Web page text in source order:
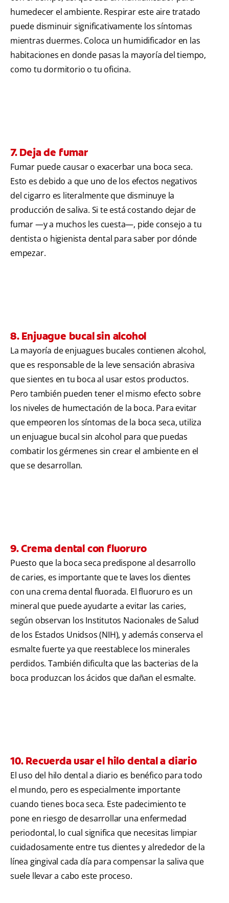
humedecer el ambiente. Respirar este aire tratado
puede disminuir significativamente los síntomas
mientras duermes. Coloca un humidificador en las
habitaciones en donde pasas la mayoría del tiempo,
como tu dormitorio o tu oficina.
7. Deja de fumar
Fumar puede causar o exacerbar una boca seca.
Esto es debido a que uno de los efectos negativos
del cigarro es literalmente que disminuye la
producción de saliva. Si te está costando dejar de
fumar —y a muchos les cuesta—, pide consejo a tu
dentista o higienista dental para saber por dónde
empezar.
8. Enjuague bucal sin alcohol
La mayoría de enjuagues bucales contienen alcohol,
que es responsable de la leve sensación abrasiva
que sientes en tu boca al usar estos productos.
Pero también pueden tener el mismo efecto sobre
los niveles de humectación de la boca. Para evitar
que empeoren los síntomas de la boca seca, utiliza
un enjuague bucal sin alcohol para que puedas
combatir los gérmenes sin crear el ambiente en el
que se desarrollan.
9. Crema dental con fluoruro
Puesto que la boca seca predispone al desarrollo
de caries, es importante que te laves los dientes
con una crema dental fluorada. El fluoruro es un
mineral que puede ayudarte a evitar las caries,
según observan los Institutos Nacionales de Salud
de los Estados Unidsos (NIH), y además conserva el
esmalte fuerte ya que reestablece los minerales
perdidos. También dificulta que las bacterias de la
boca produzcan los ácidos que dañan el esmalte.
10. Recuerda usar el hilo dental a diario
El uso del hilo dental a diario es benéfico para todo
el mundo, pero es especialmente importante
cuando tienes boca seca. Este padecimiento te
pone en riesgo de desarrollar una enfermedad
periodontal, lo cual significa que necesitas limpiar
cuidadosamente entre tus dientes y alrededor de la
línea gingival cada día para compensar la saliva que
suele llevar a cabo este proceso.